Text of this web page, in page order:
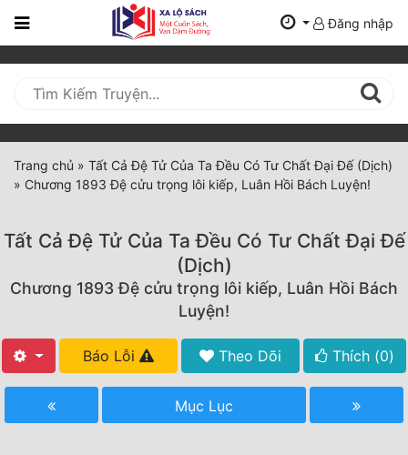
Trang
Mới
Cập
Nhật
(current)
Thể Loại
Tất Cả
Hoàn Thành
Đăng nhập
Trang chủ » Tất Cả Đệ Tử Của Ta Đều Có Tư Chất Đại Đế (Dịch)
» Chương 1893 Đệ cửu trọng lôi kiếp, Luân Hồi Bách Luyện!
Tất Cả Đệ Tử Của Ta Đều Có Tư Chất Đại Đế
(Dịch)
Chương 1893 Đệ cửu trọng lôi kiếp, Luân Hồi Bách
Luyện!
Báo Lỗi Theo Dõi Thích (0)
Mục Lục